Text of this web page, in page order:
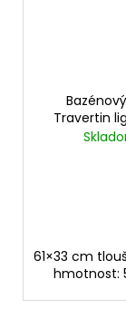
Travertin
61×33 cm
hmotnost: